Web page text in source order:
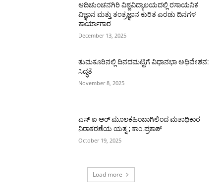
ಆದಿಚುಂಚನಗಿರಿ ವಿಶ್ವವಿದ್ಯಾಲಯದಲ್ಲಿ ರಸಾಯನಿಕ
ವಿಜ್ಞಾನ ಮತ್ತು ತಂತ್ರಜ್ಞಾನ ಕುರಿತ ಎರಡು ದಿನಗಳ
ಕಾರ್ಯಾಗಾರ
December 13, 2025
ತುಮಕೂರಿನಲ್ಲಿ ದಿನದಮಟ್ಟಿಗೆ ವಿಧಾನಭಾ ಅಧಿವೇಶನ:
ಸಿದ್ಧತೆ
November 8, 2025
ಎಸ್ ಐ ಆರ್ ಮೂಲಕಹಿಂಬಾಗಿಲಿಂದ ಮತಾಧಿಕಾರ
ನಿರಾಕರಣೆಯ ಯತ್ನ ; ಕಾಂ.ಪ್ರಕಾಶ್
October 19, 2025
Load more